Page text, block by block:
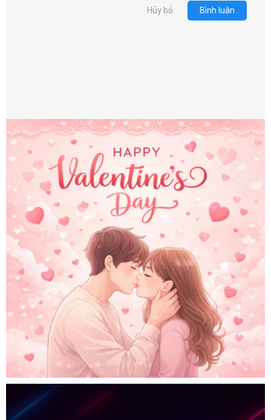
Hủy bỏ Bình luận